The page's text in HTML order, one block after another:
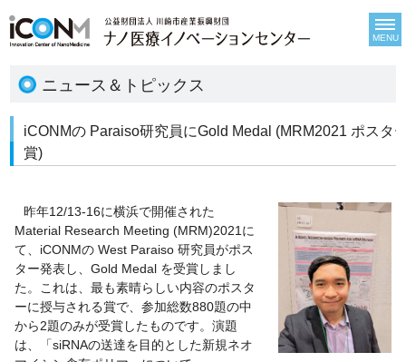
MENU
ニュース＆トピックス
iCONMの Paraiso研究員にGold Medal (MRM2021 ポスタ
賞)
昨年12/13-16に横浜で開催された
Material Research Meeting (MRM)2021に
て、iCONMの West Paraiso 研究員がポス
ター発表し、Gold Medal を受賞しまし
た。これは、最も素晴らしい内容のポスタ
ーに授与される賞で、参加総数880題の中
から2題のみが受賞したものです。演題
は、「siRNAの送達を目的とした新規ネオ